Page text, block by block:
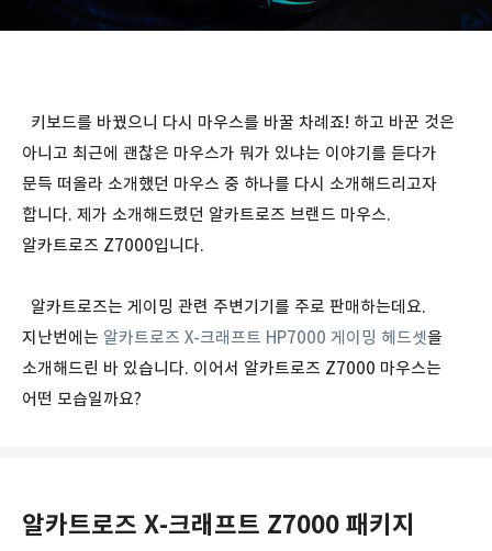
키보드를 바꿨으니 다시 마우스를 바꿀 차례죠! 하고 바꾼 것은
아니고 최근에 괜찮은 마우스가 뭐가 있냐는 이야기를 듣다가
문득 떠올라 소개했던 마우스 중 하나를 다시 소개해드리고자
합니다. 제가 소개해드렸던 알카트로즈 브랜드 마우스.
알카트로즈 Z7000입니다.
알카트로즈는 게이밍 관련 주변기기를 주로 판매하는데요.
지난번에는 알카트로즈 X-크래프트 HP7000 게이밍 헤드셋을
소개해드린 바 있습니다. 이어서 알카트로즈 Z7000 마우스는
어떤 모습일까요?
알카트로즈 X-크래프트 Z7000 패키지